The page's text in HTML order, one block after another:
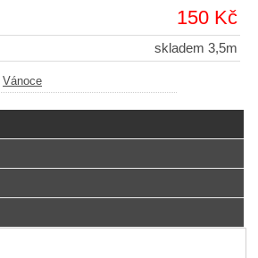
150 Kč
skladem 3,5m
Vánoce